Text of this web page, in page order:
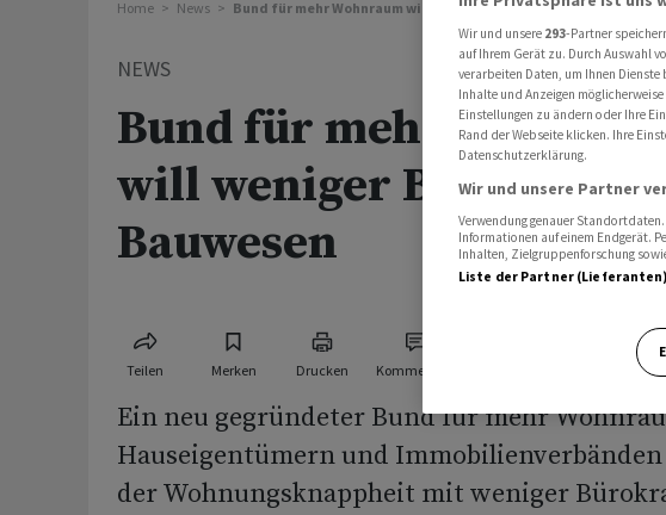
Home News Bund für mehr Wohnraum will weniger Bürokratie im Bauwesen
NEWS
Bund für mehr
will weniger Bürokratie
Bauwesen
Teilen Merken Drucken Kommentare
Ein neu gegründeter Bund für mehr
Hauseigentümern und
der Wohnungsknappheit mit weniger
Wir und unsere 293-Partner
auf Ihrem Gerät zu. Durch Auswahl
verarbeiten Daten, um Ihnen
Inhalte und Anzeigen
Einstellungen zu ändern oder Ihre
Rand der Webseite klicken. Ihre
Datenschutzerklärung.
Wir und unsere Partner
Verwendung genauer
Informationen auf einem Endgerät.
Inhalten, Zielgruppenforschung
Liste der Partner (Lieferanten)